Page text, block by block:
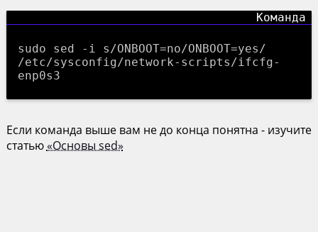
sudo sed -i s/ONBOOT=no/ONBOOT=yes/
/etc/sysconfig/network-scripts/ifcfg-
enp0s3
Если команда выше вам не до конца понятна - изучите
статью«Основы sed»